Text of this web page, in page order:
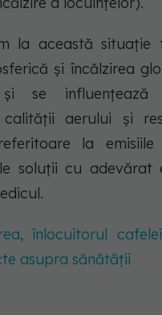
la această situație
și încălzirea
și se influențează
calității aerului și
la emisiile
soluții cu adevărat
înlocuitorul
asupra sănătății